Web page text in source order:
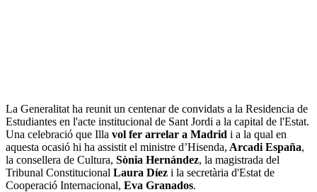
La Generalitat ha reunit un centenar de convidats a la Residencia de
Estudiantes en l'acte institucional de Sant Jordi a la capital de l'Estat.
Una celebració que Illa vol fer arrelar a Madrid i a la qual en
aquesta ocasió hi ha assistit el ministre d’Hisenda, Arcadi España,
la consellera de Cultura, Sònia Hernández, la magistrada del
Tribunal Constitucional Laura Díez i la secretària d'Estat de
Cooperació Internacional, Eva Granados.